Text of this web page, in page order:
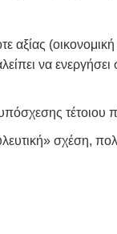
(οικονομική
να
τέτοιου
σχέση,